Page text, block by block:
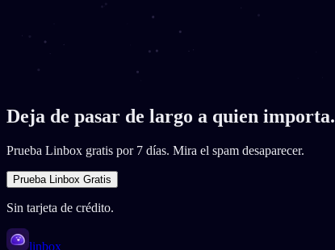
Deja de pasar de largo a quien importa.
Prueba Linbox gratis por 7 días. Mira el spam desaparecer.
Prueba Linbox Gratis
Sin tarjeta de crédito.
linbox